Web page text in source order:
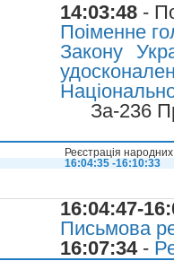
14:03:48 -
Поіменне
Закону
За-236
Реєстрація
16:04:35 -16:10:33
16:04:47-
Письмова
16:07:34-